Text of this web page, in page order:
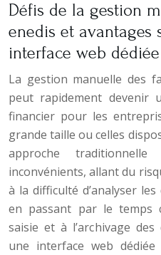
Défis de la gestion
enedis et avantages
interface web dédiée
La gestion manuelle des
peut rapidement devenir
financier pour les
grande taille ou celles
approche
inconvénients, allant du
à la difficulté d’analyser
en passant par le temps
saisie et à l’archivage des
une interface web